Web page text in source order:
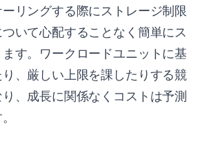
リングする際にストレージ制限
いて心配することなく簡単にス
す。ワークロードユニットに基
、厳しい上限を課したりする競
、成長に関係なくコストは予測